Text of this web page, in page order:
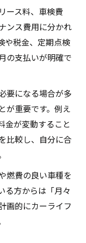
ぶコツを紹介
を抑えるポイ
う工夫と実例
ぶ節約術
を深掘り
独自の魅力を
者の声を紹介
カーライフの
容とサポート
ジティブな効
ース料、車検費
ンス費用に分かれ
や税金、定期点検
の支払いが明確で
要になる場合が多
が重要です。例え
金が変動すること
比較し、自分に合
燃費の良い車種を
る方からは「月々
画的にカーライフ